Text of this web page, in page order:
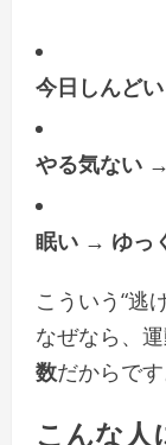
今日しんど
やる気ない
眠い → ゆっ
こういう“逃
なぜなら、
数だからです
こんな人